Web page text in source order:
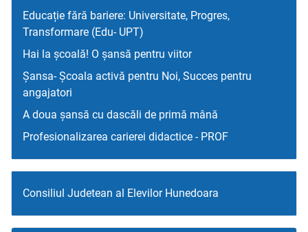
Educație fără bariere: Universitate, Progres,
Transformare (Edu- UPT)
Hai la școală! O șansă pentru viitor
Șansa- Școala activă pentru Noi, Succes pentru
angajatori
A doua șansă cu dascăli de primă mână
Profesionalizarea carierei didactice - PROF
Consiliul Judetean al Elevilor Hunedoara